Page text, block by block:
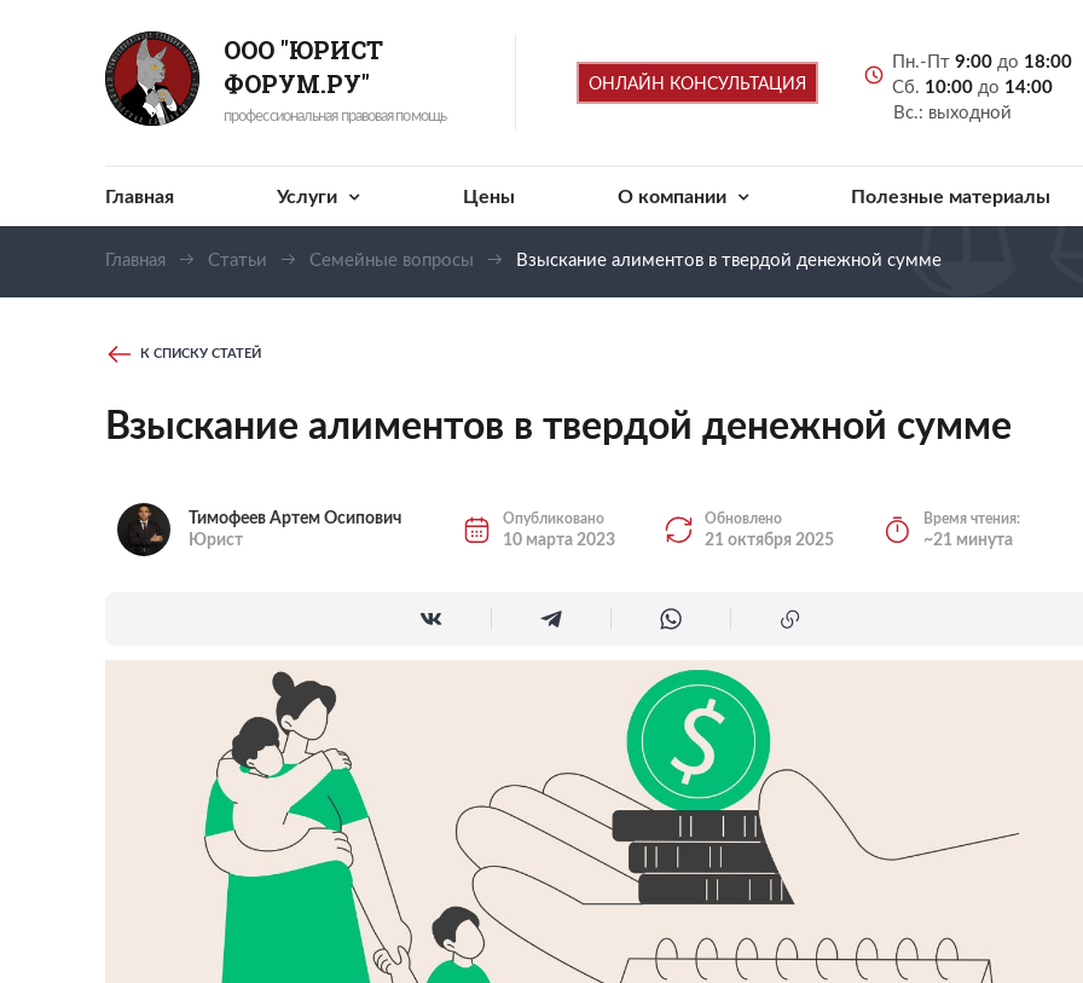
ООО "ЮРИСТ
ФОРУМ.РУ"
профессиональная правовая помощь
ОНЛАЙН КОНСУЛЬТАЦИЯ
Пн.-Пт 9:00 до 18:00
Сб. 10:00 до 14:00
Вс.: выходной
Главная Услуги Цены О компании Полезные материалы
Главная Статьи Семейные вопросы Взыскание алиментов в твердой денежной сумме
К СПИСКУ СТАТЕЙ
Взыскание алиментов в твердой денежной сумме
Тимофеев Артем Осипович
Юрист
Опубликовано
10 марта 2023
Обновлено
21 октября 2025
Время чтения:
~21 минута